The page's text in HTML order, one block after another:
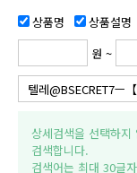
상품명
상품설명
원 ~
상세검색을 선택하
검색합니다.
검색어는 최대 30글